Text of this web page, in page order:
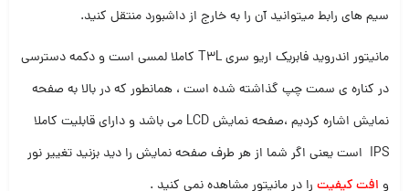
سیم های رابط میتوانید آن را به خارج از داشبورد منتقل کنید.
مانیتور اندروید فابریک اریو سری T3L کاملا لمسی است و دکمه دسترسی
در کناره ی سمت چپ گذاشته شده است ، همانطور که در بالا به صفحه
نمایش اشاره کردیم ،صفحه نمایش LCD می باشد و دارای قابلیت کاملا
IPS است یعنی اگر شما از هر طرف صفحه نمایش را دید بزنید تغییر نور
و افت کیفیت را در مانیتور مشاهده نمی کنید .